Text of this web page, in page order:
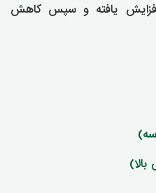
یافته و سپس کاهش